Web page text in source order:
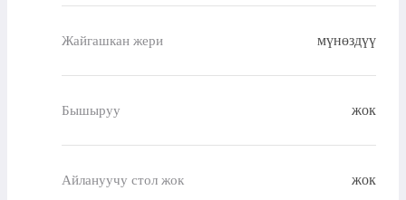
Жайгашкан жери мүнөздүү
Бышыруу жок
Айлануучу стол жок жок